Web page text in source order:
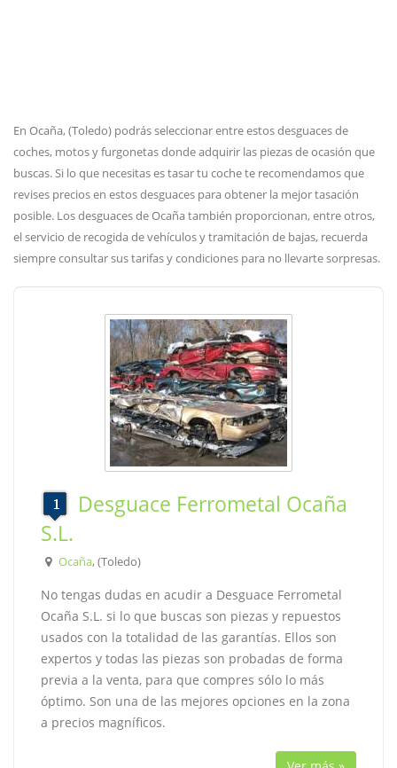
En Ocaña, (Toledo) podrás seleccionar entre estos desguaces de
coches, motos y furgonetas donde adquirir las piezas de ocasión que
buscas. Si lo que necesitas es tasar tu coche te recomendamos que
revises precios en estos desguaces para obtener la mejor tasación
posible. Los desguaces de Ocaña también proporcionan, entre otros,
el servicio de recogida de vehículos y tramitación de bajas, recuerda
siempre consultar sus tarifas y condiciones para no llevarte sorpresas.
Desguace Ferrometal Ocaña
S.L.
Ocaña, (Toledo)
No tengas dudas en acudir a Desguace Ferrometal
Ocaña S.L. si lo que buscas son piezas y repuestos
usados con la totalidad de las garantías. Ellos son
expertos y todas las piezas son probadas de forma
previa a la venta, para que compres sólo lo más
óptimo. Son una de las mejores opciones en la zona
a precios magníficos.